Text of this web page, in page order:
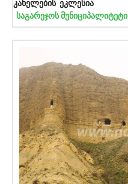
კახელების ეკლესია
საგარეჯოს მუნიციპალიტეტი